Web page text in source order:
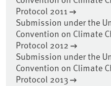
Protocol 2011
Submission under the
Convention on Climate
Protocol 2012
Submission under the
Convention on Climate
Protocol 2013